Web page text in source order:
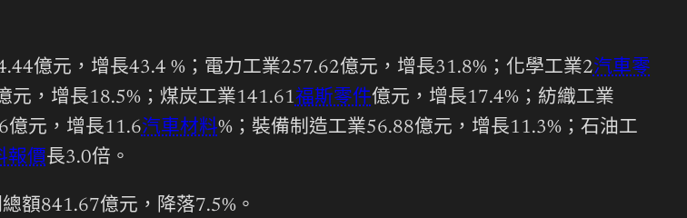
億元，增長43.4 %；電力工業257.62億元，增長31.8%；化學工業2汽車零
元，增長18.5%；煤炭工業141.61福斯零件億元，增長17.4%；紡織工業
億元，增長11.6汽車材料%；裝備制造工業56.88億元，增長11.3%；石油工
報價長3.0倍。
額841.67億元，降落7.5%。